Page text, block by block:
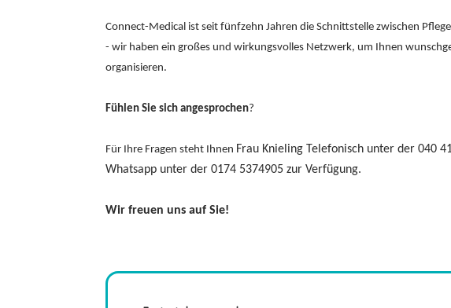
Connect-Medical ist seit fünfzehn Jahren die Schnittstelle zwischen
- wir haben ein großes und wirkungsvolles Netzwerk, um Ihnen
organisieren.
Fühlen Sie sich angesprochen?
Für Ihre Fragen steht Ihnen Frau Knieling Telefonisch unter der 040
Whatsapp unter der 0174 5374905 zur Verfügung.
Wir freuen uns auf Sie!